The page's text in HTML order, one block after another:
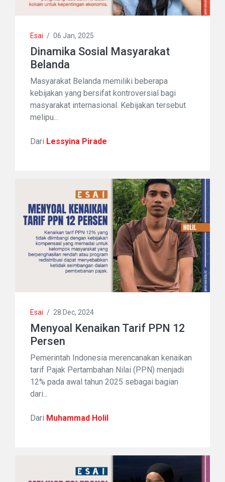
Esai / 06 Jan, 2025
Dinamika Sosial Masyarakat
Belanda
Masyarakat Belanda memiliki beberapa
kebijakan yang bersifat kontroversial bagi
masyarakat internasional. Kebijakan tersebut
melipu...
Dari Lessyina Pirade
Esai / 28 Dec, 2024
Menyoal Kenaikan Tarif PPN 12
Persen
Pemerintah Indonesia merencanakan kenaikan
tarif Pajak Pertambahan Nilai (PPN) menjadi
12% pada awal tahun 2025 sebagai bagian
dari...
Dari Muhammad Holil